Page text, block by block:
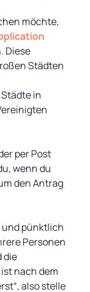
möchte,
Diese
Städten
in
per Post
wenn du
den Antrag
und pünktlich
Personen
die
nach dem
also stelle